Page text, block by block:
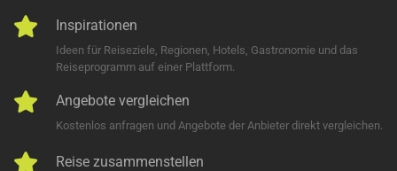
Inspirationen
Ideen für Reiseziele, Regionen, Hotels, Gastronomie und das
Reiseprogramm auf einer Plattform.
Angebote vergleichen
Kostenlos anfragen und Angebote der Anbieter direkt vergleichen.
Reise zusammenstellen